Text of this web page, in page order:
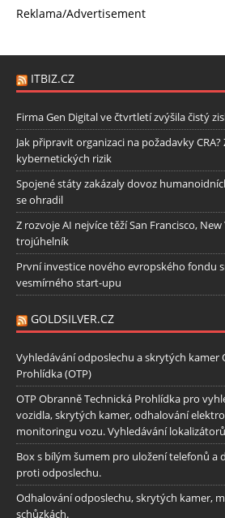
Reklama/Advertisement
ITBIZ.CZ
Firma Gen Digital ve čtvrtletí zvýšila čistý
Jak připravit organizaci na požadavky
kybernetických rizik
Spojené státy zakázaly dovoz
se ohradil
Z rozvoje AI nejvíce těží San Francisco,
trojúhelník
První investice nového evropského fondu
vesmírného start-upu
GOLDSILVER.CZ
Vyhledávání odposlechu a skrytých kamer
Prohlídka (OTP)
OTP Obranně Technická Prohlídka pro
vozidla, skrytých kamer, odhalování
monitoringu vozu. Vyhledávání
Box s bílým šumem pro uložení telefonů a
proti odposlechu.
Odhalování odposlechu, skrytých kamer,
schůzkách.